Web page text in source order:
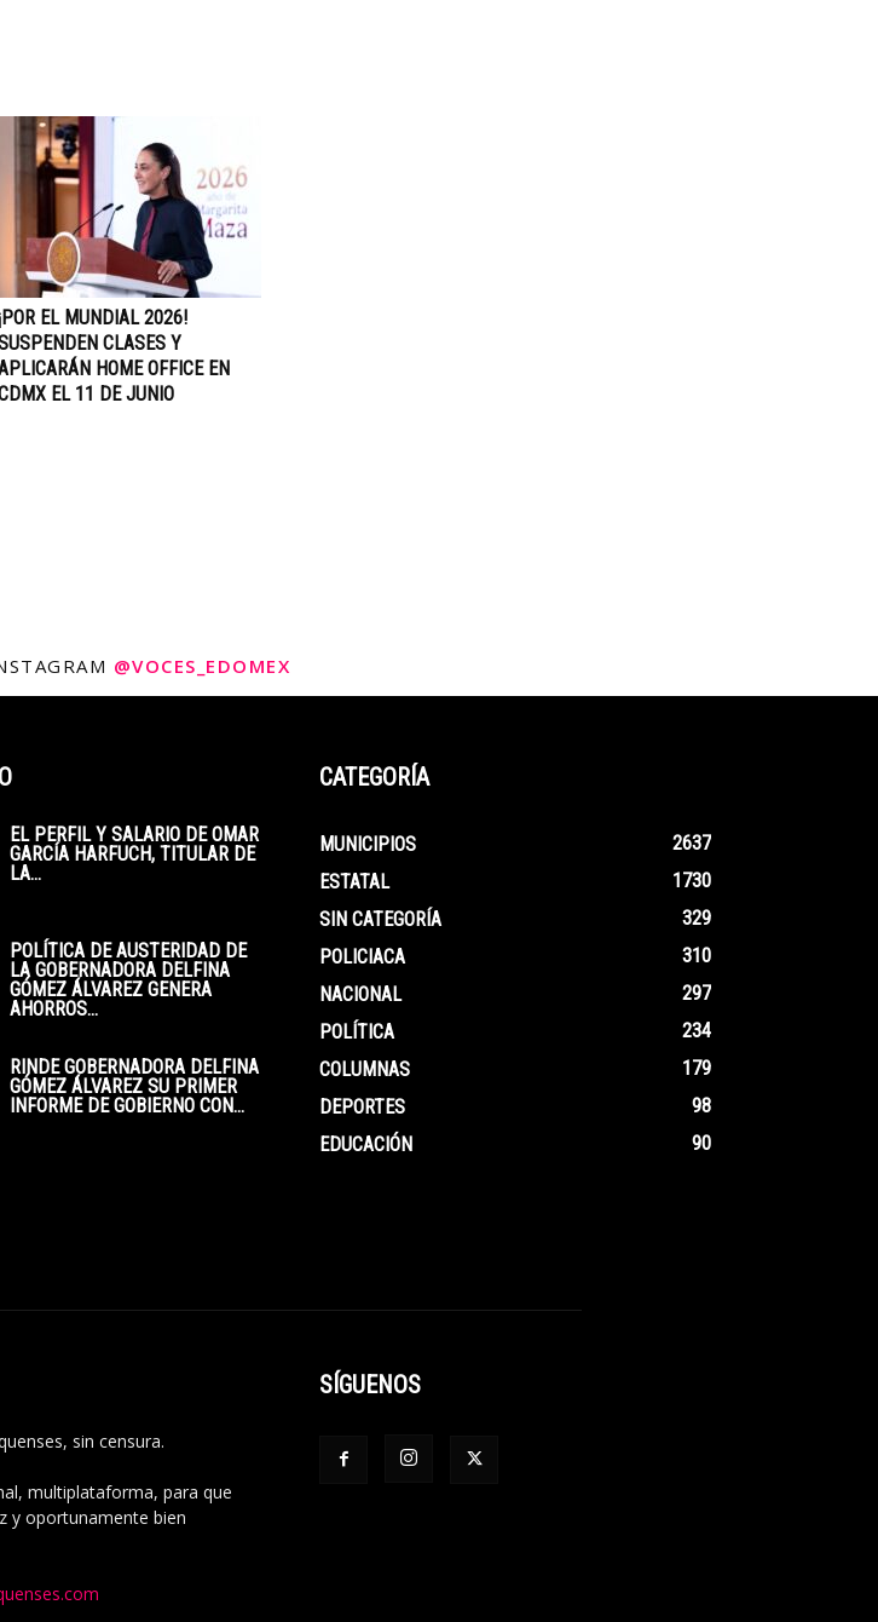
EL MUNDIAL 2026!
CLASES Y
HOME OFFICE EN
EL 11 DE JUNIO
@VOCES_EDOMEX
EL PERFIL Y SALARIO DE OMAR
GARCÍA HARFUCH, TITULAR DE
LA...
POLÍTICA DE AUSTERIDAD DE
LA GOBERNADORA DELFINA
GÓMEZ ÁLVAREZ GENERA
AHORROS...
RINDE GOBERNADORA DELFINA
GÓMEZ ÁLVAREZ SU PRIMER
INFORME DE GOBIERNO CON...
CATEGORÍA
MUNICIPIOS
2637
ESTATAL
1730
SIN CATEGORÍA
329
POLICIACA
310
NACIONAL
297
POLÍTICA
234
COLUMNAS
179
DEPORTES
98
EDUCACIÓN
90
sin censura.
multiplataforma, para que
y oportunamente bien
SÍGUENOS